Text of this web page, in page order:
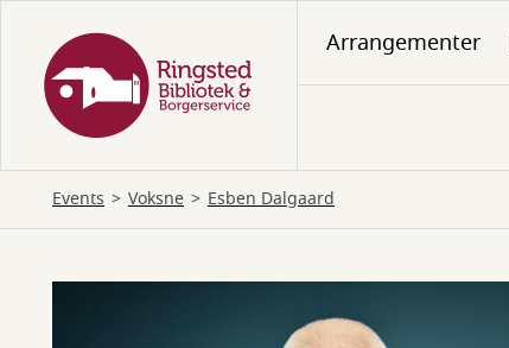
hovedindhold
Arrangementer
Events Voksne Esben Dalgaard